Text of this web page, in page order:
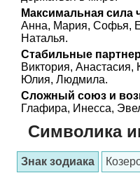
Максимальная сила
Анна, Мария, Софья,
Наталья.
Стабильные
Виктория, Анастасия,
Юлия, Людмила.
Сложный союз и
Глафира, Инесса,
Символика
Знак зодиака